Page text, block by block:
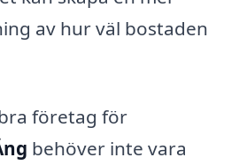
av hur väl bostaden
företag för
behöver inte vara